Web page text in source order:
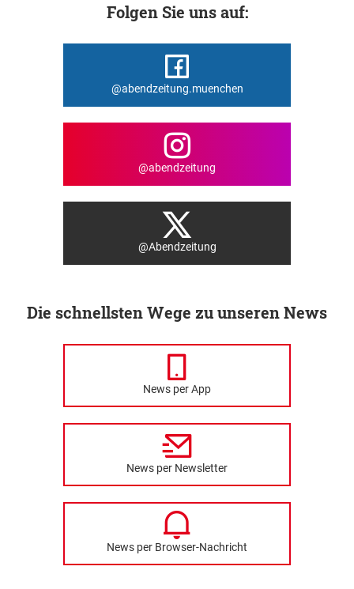
Folgen Sie uns auf:
@abendzeitung.muenchen
@abendzeitung
@Abendzeitung
Die schnellsten Wege zu unseren News
News per App
News per Newsletter
News per Browser-Nachricht